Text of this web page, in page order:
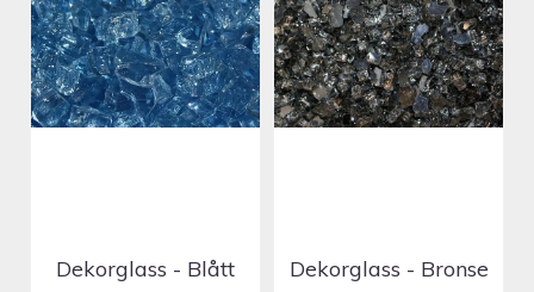
Dekorglass - Blått Dekorglass - Bronse